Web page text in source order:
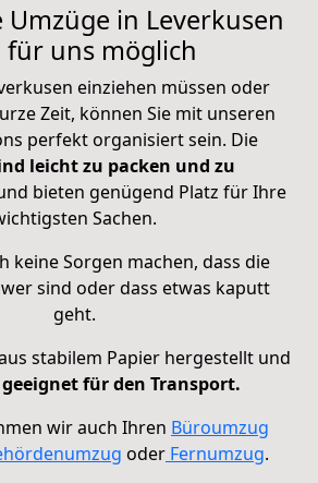
in Leverkusen
für uns möglich
einziehen müssen oder
Zeit, können Sie mit unseren
perfekt organisiert sein. Die
leicht zu packen und zu
bieten genügend Platz für Ihre
Sachen.
keine Sorgen machen, dass die
sind oder dass etwas kaputt
geht.
stabilem Papier hergestellt und
für den Transport.
wir auch Ihren Büroumzug
oder Fernumzug.